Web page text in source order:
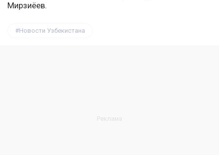
Мирзиёев.
Новости Узбекистана